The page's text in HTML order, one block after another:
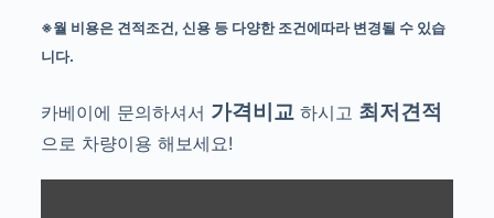
※월 비용은 견적조건, 신용 등 다양한 조건에따라 변경될 수 있습
니다.
카베이에 문의하셔서 가격비교 하시고 최저견적
으로 차량이용 해보세요!